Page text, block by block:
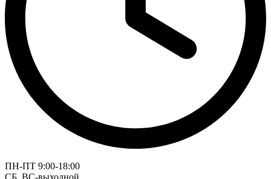
ПН-ПТ 9:00-18:00
СБ, ВС-выходной